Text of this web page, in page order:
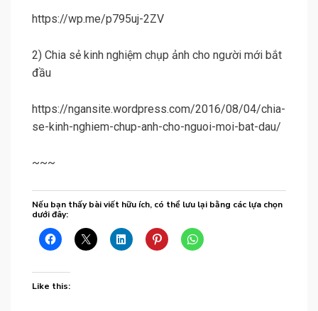
https://wp.me/p795uj-2ZV
2) Chia sẻ kinh nghiệm chụp ảnh cho người mới bắt
đầu
https://ngansite.wordpress.com/2016/08/04/chia-
se-kinh-nghiem-chup-anh-cho-nguoi-moi-bat-dau/
~~~
Nếu bạn thấy bài viết hữu ích, có thể lưu lại bằng các lựa chọn
dưới đây:
Like this: